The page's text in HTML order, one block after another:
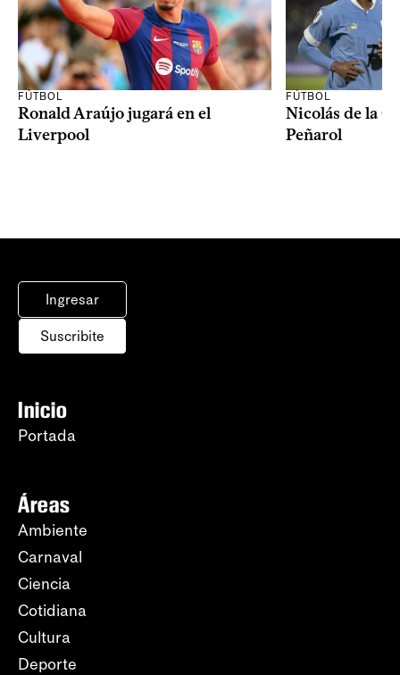
FÚTBOL
Ronald Araújo jugará en el
Liverpool
FÚTBOL
Nicolás de la
Peñarol
Ingresar
Suscribite
Inicio
Portada
Áreas
Ambiente
Carnaval
Ciencia
Cotidiana
Cultura
Deporte